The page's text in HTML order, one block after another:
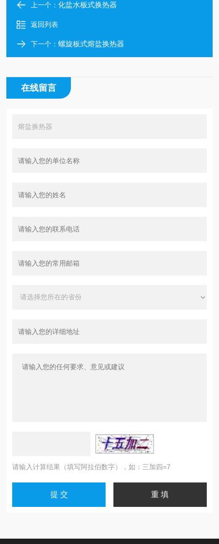
上一个：化盐水板式换热器
返回列表
下一个：螺旋板式熔盐换热器
在线留言
请输入计算结果（填写阿拉伯数字），如：三加四=7